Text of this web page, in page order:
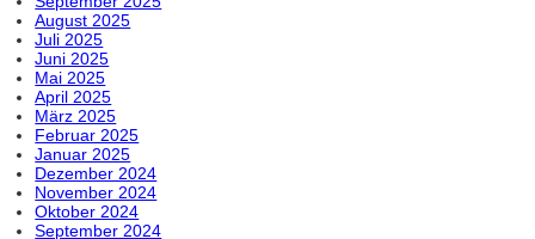
August 2025
Juli 2025
Juni 2025
Mai 2025
April 2025
März 2025
Februar 2025
Januar 2025
Dezember 2024
November 2024
Oktober 2024
September 2024